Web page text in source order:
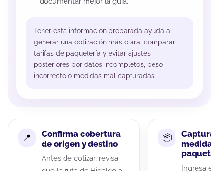
Tener esta información preparada ayuda a
generar una cotización más clara, comparar
tarifas de paquetería y evitar ajustes
posteriores por datos incompletos, peso
incorrecto o medidas mal capturadas.
Confirma cobertura
de origen y destino
Antes de cotizar, revisa
Captura
medidas
paquete
Ingresa el